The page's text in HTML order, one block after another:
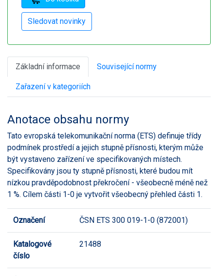
Základní informace Související normy
Zařazení v kategoriích
Anotace obsahu normy
Tato evropská telekomunikační norma (ETS) definuje třídy
podmínek prostředí a jejich stupně přísnosti, kterým může
být vystaveno zařízení ve specifikovaných místech.
Specifikovány jsou ty stupně přísnosti, které budou mít
nízkou pravděpodobnost překročení - všeobecně méně než
1 %. Cílem části 1-0 je vytvořit všeobecný přehled části 1.
Označení ČSN ETS 300 019-1-0 (872001)
Katalogové
číslo
21488